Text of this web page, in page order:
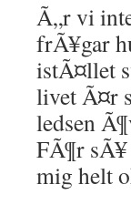
Ã„r vi
frÃ¥gar
istÃ¤llet
livet Ã¤r
ledsen
FÃ¶r
mig helt